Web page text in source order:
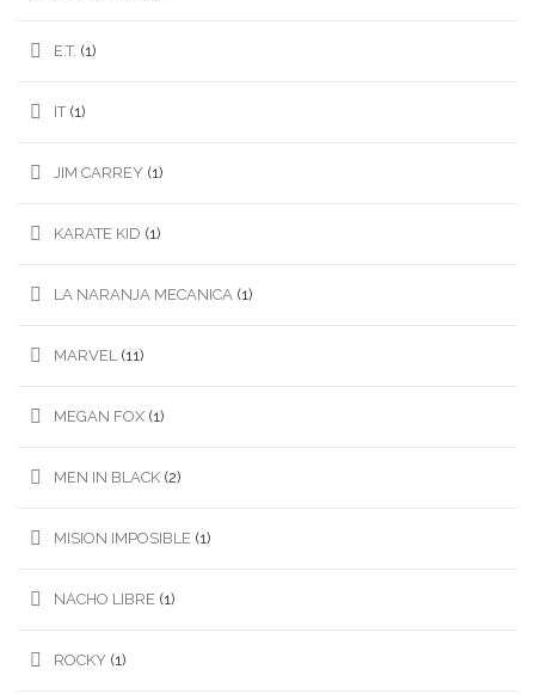
E.T. (1)
IT (1)
JIM CARREY (1)
KARATE KID (1)
LA NARANJA MECANICA (1)
MARVEL (11)
MEGAN FOX (1)
MEN IN BLACK (2)
MISION IMPOSIBLE (1)
NACHO LIBRE (1)
ROCKY (1)